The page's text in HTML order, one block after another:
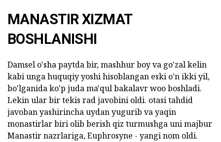
MANASTIR XIZMAT
BOSHLANISHI
Damsel o'sha paytda bir, mashhur boy va go'zal kelin
kabi unga huquqiy yoshi hisoblangan eski o'n ikki yil,
bo'lganida ko'p juda ma'qul bakalavr woo boshladi.
Lekin ular bir tekis rad javobini oldi. otasi tahdid
javoban yashirincha uydan yugurib va yaqin
monastirlar biri olib berish qiz turmushga uni majbur
Manastir nazrlariga, Euphrosyne - yangi nom oldi.